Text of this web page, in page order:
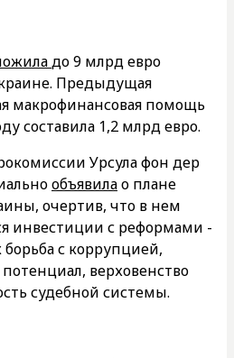
до 9 млрд евро
Предыдущая
макрофинансовая помощь
составила 1,2 млрд евро.
Урсула фон дер
объявилао плане
очертив, что в нем
инвестиции с реформами -
борьба с коррупцией,
верховенство
судебной системы.